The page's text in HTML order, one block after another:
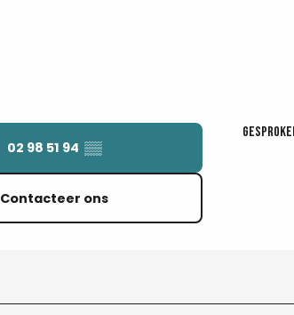
02 98 51 94 ▒▒
Contacteer ons